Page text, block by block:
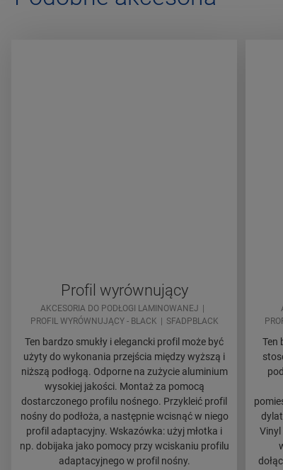
Profil wyrównujący
AKCESORIA DO PODŁOGI LAMINOWANEJ
PROFIL WYRÓWNUJĄCY - BLACK
SFADPBLACK
Ten bardzo smukły i elegancki profil może być
użyty do wykonania przejścia między wyższą i
niższą podłogą. Odporne na zużycie aluminium
wysokiej jakości. Montaż za pomocą
dostarczonego profilu nośnego. Przykleić profil
nośny do podłoża, a następnie wcisnąć w niego
profil adaptacyjny. Wskazówka: użyj młotka i
np. dobijaka jako pomocy przy wciskaniu profilu
adaptacyjnego w profil nośny.
Ten
Vinyl